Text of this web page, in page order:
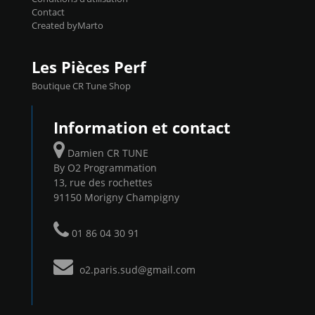
Contact
Created byMarto
Les Pièces Perf
Boutique CR Tune Shop
Information et contact
Damien CR TUNE
By O2 Programmation
13, rue des rochettes
91150 Morigny Champigny
01 86 04 30 91
o2.paris.sud@gmail.com